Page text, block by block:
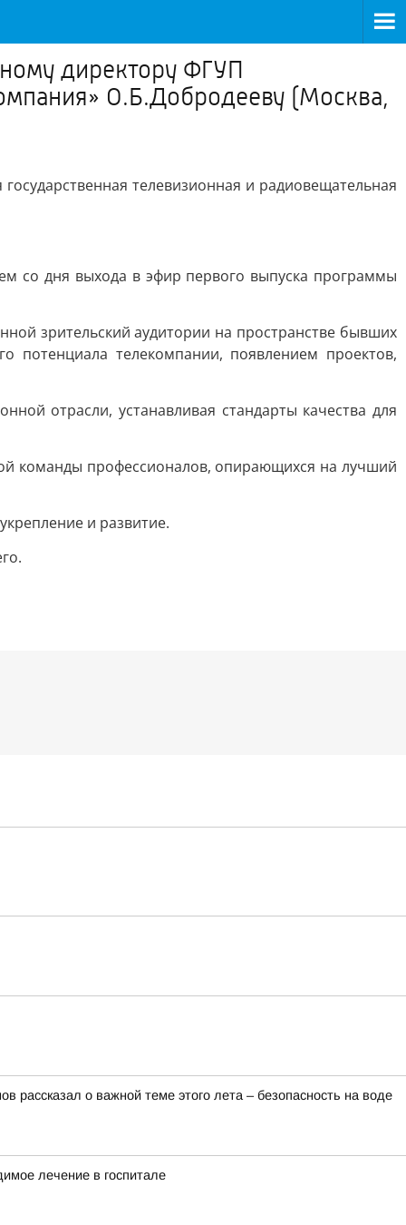
директору ФГУП
О.Б.Добродееву (Москва,
телевизионная и радиовещательная
со дня выхода в эфир первого выпуска программы
зрительский аудитории на пространстве бывших
телекомпании, появлением проектов,
отрасли, устанавливая стандарты качества для
команды профессионалов, опирающихся на лучший
и развитие.
о важной теме этого лета – безопасность на воде
лечение в госпитале